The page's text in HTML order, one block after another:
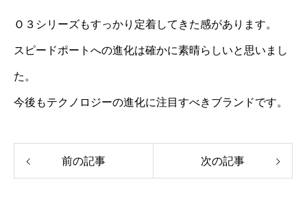
Ｏ３シリーズもすっかり定着してきた感があります。
スピードポートへの進化は確かに素晴らしいと思いまし
た。
今後もテクノロジーの進化に注目すべきブランドです。
前の記事 次の記事